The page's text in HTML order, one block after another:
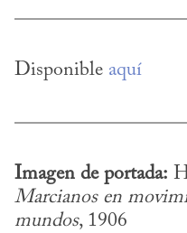
Disponible aquí
Imagen de portada:
Marcianos en
mundos, 1906